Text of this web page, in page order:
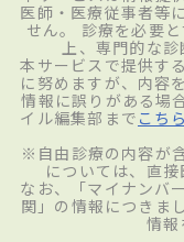
どの症状を呈
にも現れる。
障害や、行動
態になるとい
がある。出血
週間前後で死
～25％で、回
医師・医療従事者等
せん。 診療を必要
上、専門的な
本サービスで提供す
に努めますが、内容
情報に誤りがある場
イル編集部まで こちら
※自由診療の内容が
については、直接
なお、「マイナンバ
関」の情報につきま
情報